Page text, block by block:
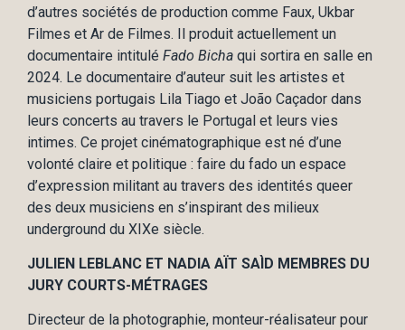
d’autres sociétés de production comme Faux, Ukbar
Filmes et Ar de Filmes. Il produit actuellement un
documentaire intitulé Fado Bicha qui sortira en salle en
2024. Le documentaire d’auteur suit les artistes et
musiciens portugais Lila Tiago et João Caçador dans
leurs concerts au travers le Portugal et leurs vies
intimes. Ce projet cinématographique est né d’une
volonté claire et politique : faire du fado un espace
d’expression militant au travers des identités queer
des deux musiciens en s’inspirant des milieux
underground du XIXe siècle.
JULIEN LEBLANC ET NADIA AÏT SAÌD MEMBRES DU
JURY COURTS-MÉTRAGES
Directeur de la photographie, monteur-réalisateur pour